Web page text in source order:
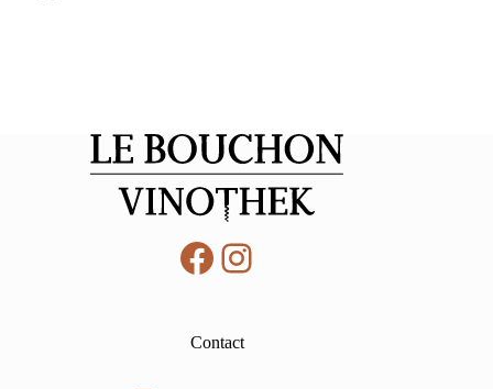
Facebook
Instagram
Contact